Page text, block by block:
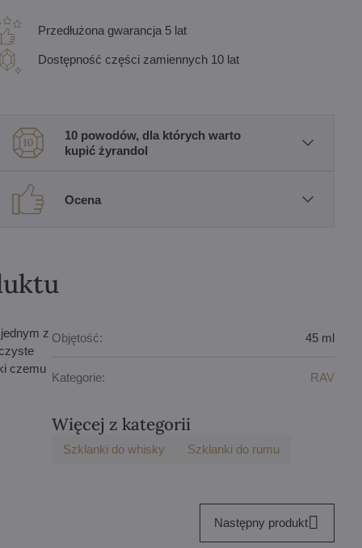
Przedłużona gwarancja 5 lat
Dostępność części zamiennych 10 lat
10 powodów, dla których warto
kupić żyrandol
Ocena
z
czemu
Objętość: 45 ml
Kategorie: RAV
Więcej z kategorii
Szklanki do whisky Szklanki do rumu
Następny produkt